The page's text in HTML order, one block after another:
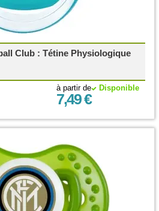
Club : Tétine Physiologique
Disponible
à partir de
7,49 €